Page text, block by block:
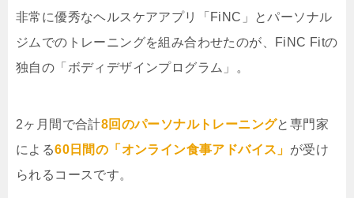
非常に優秀なヘルスケアアプリ「FiNC」とパーソナル
ジムでのトレーニングを組み合わせたのが、FiNC Fitの
独自の「ボディデザインプログラム」。
2ヶ月間で合計8回のパーソナルトレーニングと専門家
による60日間の「オンライン食事アドバイス」 が受け
られるコースです。